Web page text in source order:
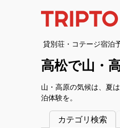
貸別荘・コテージ宿泊
高松で山・
山・高原の気候は、夏
泊体験を。
カテゴリ検索